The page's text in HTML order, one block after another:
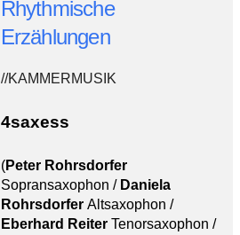
Rhythmische
Erzählungen
//KAMMERMUSIK
4saxess
(Peter Rohrsdorfer
Sopransaxophon / Daniela
RohrsdorferAltsaxophon /
Eberhard ReiterTenorsaxophon /